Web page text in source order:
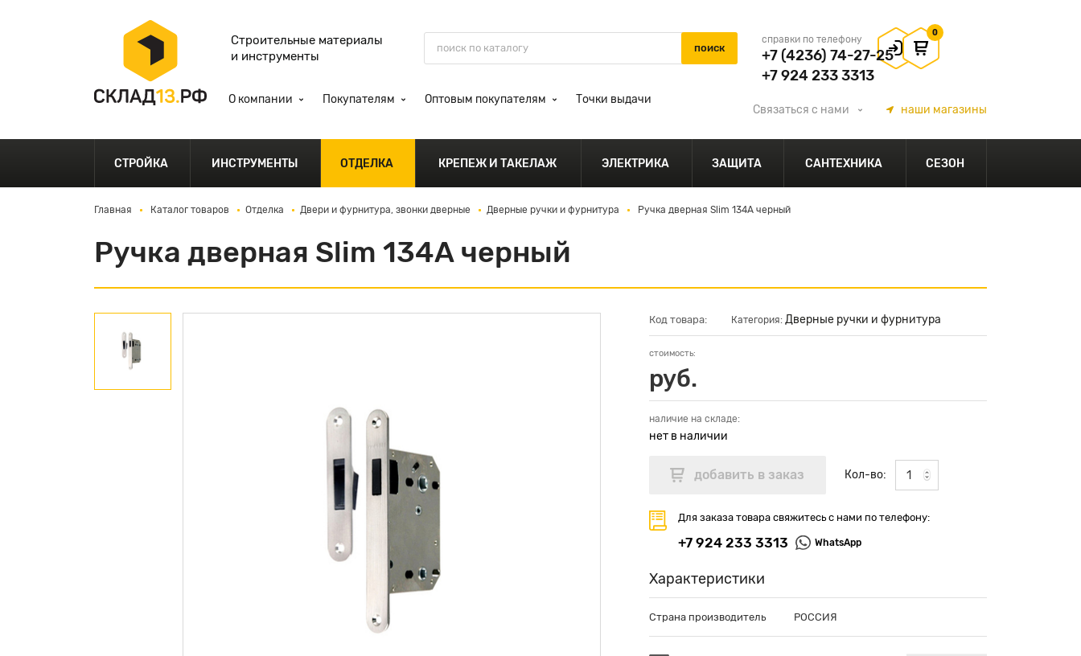
Строительные материалы
и инструменты
справки по телефону
+7 (4236) 74-27-25
+7 924 233 3313
0
О компании Покупателям Оптовым покупателям Точки выдачи
Связаться с нами наши магазины
СТРОЙКА ИНСТРУМЕНТЫ ОТДЕЛКА КРЕПЕЖ И ТАКЕЛАЖ ЭЛЕКТРИКА ЗАЩИТА САНТЕХНИКА СЕЗОН
Главная Каталог товаров Отделка Двери и фурнитура, звонки дверные Дверные ручки и фурнитура Ручка дверная Slim 134А черный
Ручка дверная Slim 134А черный
Код товара: Категория: Дверные ручки и фурнитура
стоимость:
руб.
наличие на складе:
нет в наличии
Кол-во:
Для заказа товара свяжитесь с нами по телефону:
+7 924 233 3313 WhatsApp
Характеристики
Страна производитель РОССИЯ